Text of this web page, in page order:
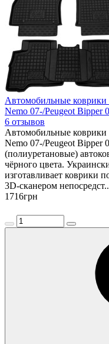
Автомобильные коврики
Nemo 07-/Peugeot Bipper
6 отзывов
Автомобильные коврики
Nemo 07-/Peugeot
(полиуретановые)
чёрного цвета.
изготавливает коврики
3D-сканером
1716грн